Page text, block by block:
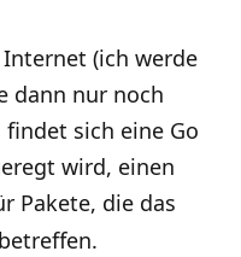
(ich werde
dann nur noch
sich eine Go
wird, einen
Pakete, die das